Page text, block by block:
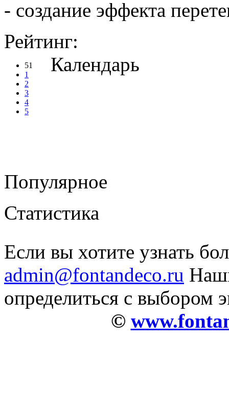
- создание эффекта
Рейтинг:
51
1
2
3
4
5
Календарь
Популярное
Статистика
Если вы хотите узнать
admin@fontandeco.ru
определиться с выбором
©